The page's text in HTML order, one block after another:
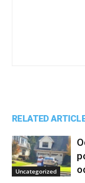
RELATED
Uncategorized